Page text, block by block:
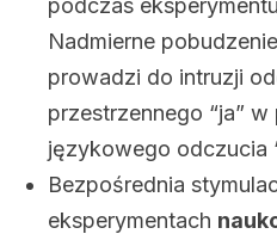
podczas
Nadmierne
prowadzi do intruzji
przestrzennego “ja” w
językowego odczucia
Bezpośrednia
eksperymentach